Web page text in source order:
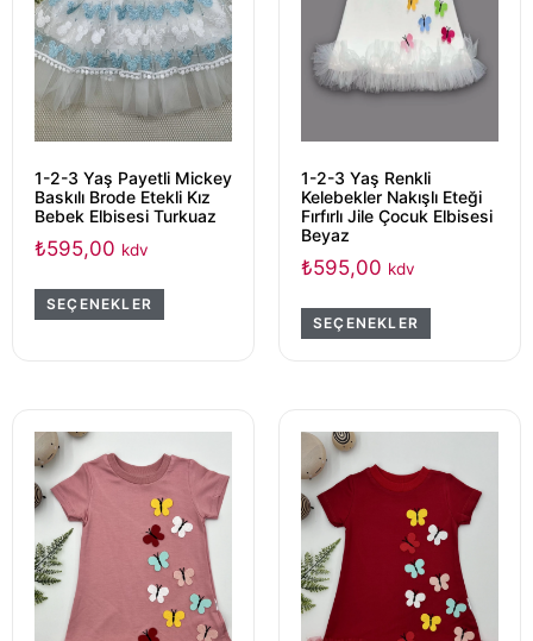
1-2-3 Yaş Payetli Mickey
Baskılı Brode Etekli Kız
Bebek Elbisesi Turkuaz
₺595,00 kdv
SEÇENEKLER
1-2-3 Yaş Renkli
Kelebekler Nakışlı Eteği
Fırfırlı Jile Çocuk Elbisesi
Beyaz
₺595,00 kdv
SEÇENEKLER